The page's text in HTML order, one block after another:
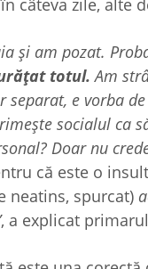
câteva zile,
și am pozat.
totul. Am
separat, e vorba
socialul ca
Doar nu
că este o
neatins, spurcat)
, a explicat